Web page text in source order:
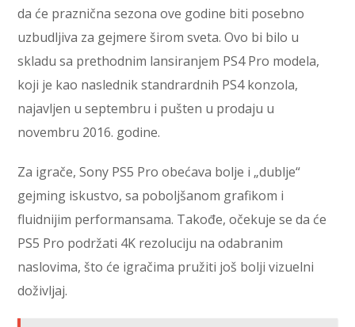
da će praznična sezona ove godine biti posebno
uzbudljiva za gejmere širom sveta. Ovo bi bilo u
skladu sa prethodnim lansiranjem PS4 Pro modela,
koji je kao naslednik standrardnih PS4 konzola,
najavljen u septembru i pušten u prodaju u
novembru 2016. godine.
Za igrače, Sony PS5 Pro obećava bolje i „dublje“
gejming iskustvo, sa poboljšanom grafikom i
fluidnijim performansama. Takođe, očekuje se da će
PS5 Pro podržati 4K rezoluciju na odabranim
naslovima, što će igračima pružiti još bolji vizuelni
doživljaj.